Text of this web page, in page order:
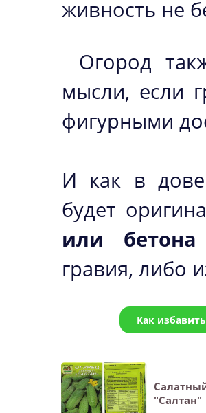
живность не
Огород
мысли, если
фигурными
И как в
будет
или бетона
гравия, либо
Как
"Салтан"